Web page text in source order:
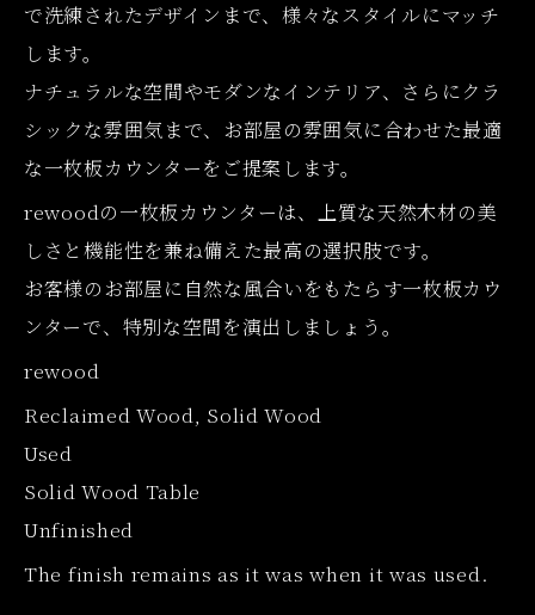
で洗練されたデザインまで、様々なスタイルにマッチ
します。
ナチュラルな空間やモダンなインテリア、さらにクラ
シックな雰囲気まで、お部屋の雰囲気に合わせた最適
な一枚板カウンターをご提案します。
rewoodの一枚板カウンターは、上質な天然木材の美
しさと機能性を兼ね備えた最高の選択肢です。
お客様のお部屋に自然な風合いをもたらす一枚板カウ
ンターで、特別な空間を演出しましょう。
rewood
Reclaimed Wood, Solid Wood
Used
Solid Wood Table
Unfinished
The finish remains as it was when it was used.